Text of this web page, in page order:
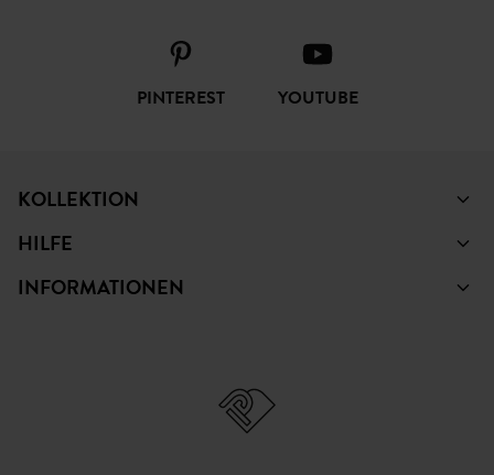
PINTEREST YOUTUBE
KOLLEKTION
HILFE
INFORMATIONEN